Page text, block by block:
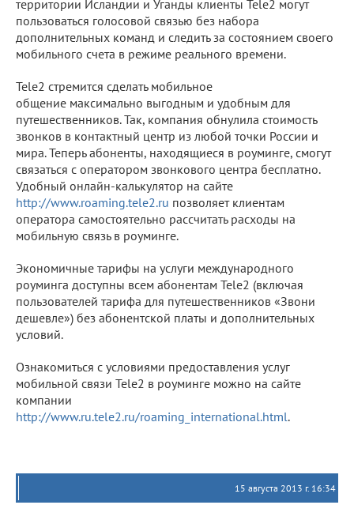
территории Исландии и Уганды клиенты Tele2 могут
пользоваться голосовой связью без набора
дополнительных команд и следить за состоянием своего
мобильного счета в режиме реального времени.
Tele2 стремится сделать мобильное
общение максимально выгодным и удобным для
путешественников. Так, компания обнулила стоимость
звонков в контактный центр из любой точки России и
мира. Теперь абоненты, находящиеся в роуминге, смогут
связаться с оператором звонкового центра бесплатно.
Удобный онлайн-калькулятор на сайте
http://www.roaming.tele2.ru позволяет клиентам
оператора самостоятельно рассчитать расходы на
мобильную связь в роуминге.
Экономичные тарифы на услуги международного
роуминга доступны всем абонентам Tele2 (включая
пользователей тарифа для путешественников «Звони
дешевле») без абонентской платы и дополнительных
условий.
Ознакомиться с условиями предоставления услуг
мобильной связи Tele2 в роуминге можно на сайте
компании
http://www.ru.tele2.ru/roaming_international.html.
15 августа 2013 г. 16:34